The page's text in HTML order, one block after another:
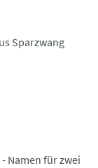
Sparzwang
Namen für zwei